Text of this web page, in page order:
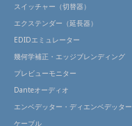
スイッチャー（切替器）
エクステンダー（延長器）
EDIDエミュレーター
幾何学補正・エッジブレンディング
プレビューモニター
Danteオーディオ
エンベデッター・ディエンベデッター
ケーブル